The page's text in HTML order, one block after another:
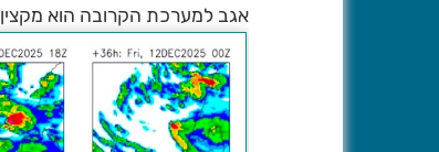
אגב למערכת הקרובה הוא מקצין